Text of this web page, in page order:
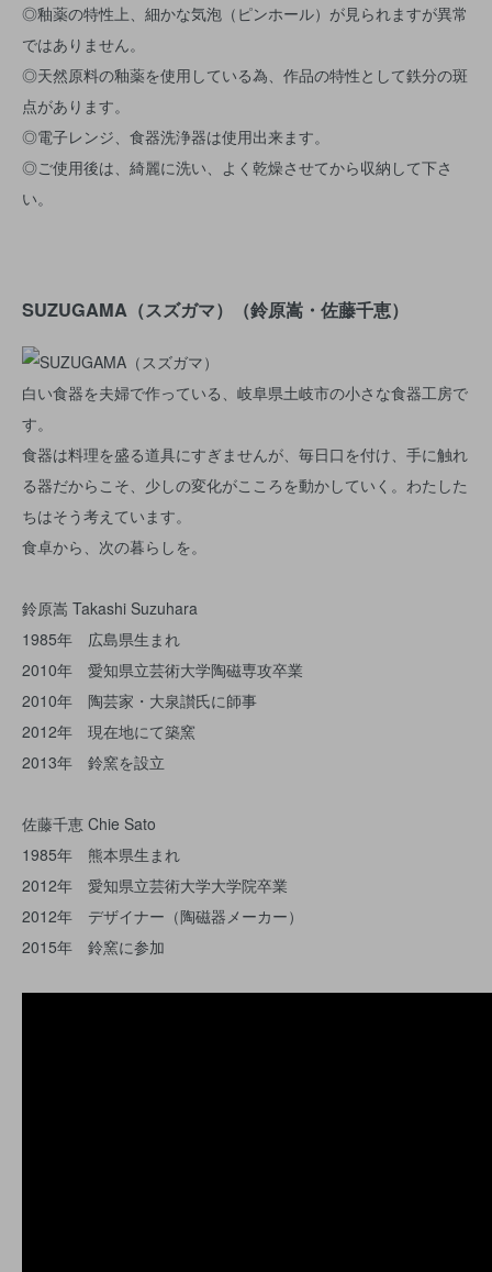
◎釉薬の特性上、細かな気泡（ピンホール）が見られますが異常
ではありません。
◎天然原料の釉薬を使用している為、作品の特性として鉄分の斑
点があります。
◎電子レンジ、食器洗浄器は使用出来ます。
◎ご使用後は、綺麗に洗い、よく乾燥させてから収納して下さ
い。
SUZUGAMA（スズガマ）（鈴原嵩・佐藤千恵）
白い食器を夫婦で作っている、岐阜県土岐市の小さな食器工房で
す。
食器は料理を盛る道具にすぎませんが、毎日口を付け、手に触れ
る器だからこそ、少しの変化がこころを動かしていく。わたした
ちはそう考えています。
食卓から、次の暮らしを。
鈴原嵩 Takashi Suzuhara
1985年 広島県生まれ
2010年 愛知県立芸術大学陶磁専攻卒業
2010年 陶芸家・大泉讃氏に師事
2012年 現在地にて築窯
2013年 鈴窯を設立
佐藤千恵 Chie Sato
1985年 熊本県生まれ
2012年 愛知県立芸術大学大学院卒業
2012年 デザイナー（陶磁器メーカー）
2015年 鈴窯に参加